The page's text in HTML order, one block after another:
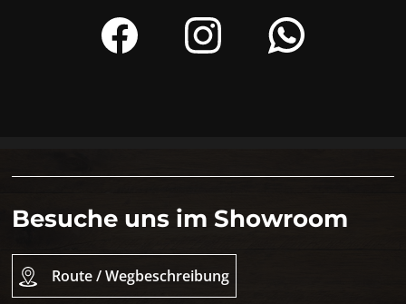
Besuche uns im Showroom
Route / Wegbeschreibung